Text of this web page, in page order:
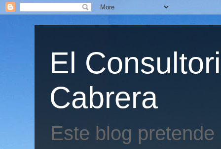
El
Cabrera
Este blog